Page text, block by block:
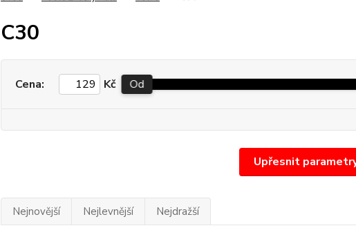
C30
Upřesnit
Cena: Kč Od
Nejnovější Nejlevnější Nejdražší